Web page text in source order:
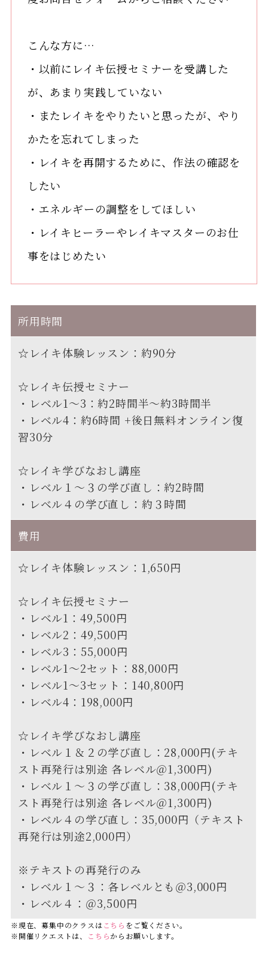
こんな方に…
・以前にレイキ伝授セミナーを受講した
が、あまり実践していない
・またレイキをやりたいと思ったが、やり
かたを忘れてしまった
・レイキを再開するために、作法の確認を
したい
・エネルギーの調整をしてほしい
・レイキヒーラーやレイキマスターのお仕
事をはじめたい
所用時間
☆レイキ体験レッスン：約90分
☆レイキ伝授セミナー
・レベル1～3：約2時間半～約3時間半
・レベル4：約6時間 +後日無料オンライン復
習30分
☆レイキ学びなおし講座
・レベル１～３の学び直し：約2時間
・レベル４の学び直し：約３時間
費用
☆レイキ体験レッスン：1,650円
☆レイキ伝授セミナー
・レベル1：49,500円
・レベル2：49,500円
・レベル3：55,000円
・レベル1～2セット：88,000円
・レベル1～3セット：140,800円
・レベル4：198,000円
☆レイキ学びなおし講座
・レベル１＆２の学び直し：28,000円(テキ
スト再発行は別途 各レベル＠1,300円)
・レベル１～３の学び直し：38,000円(テキ
スト再発行は別途 各レベル＠1,300円)
・レベル４の学び直し：35,000円（テキスト
再発行は別途2,000円）
※テキストの再発行のみ
・レベル１～３：各レベルとも＠3,000円
・レベル４：＠3,500円
※現在、募集中のクラスはこちら をご覧ください。
※開催リクエストは、
こちらからお願いします。